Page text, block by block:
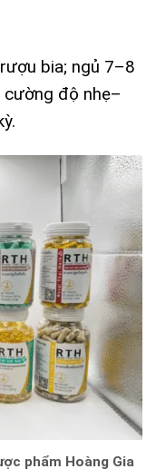
bia; ngủ 7–8
độ nhẹ–
phẩm Hoàng Gia